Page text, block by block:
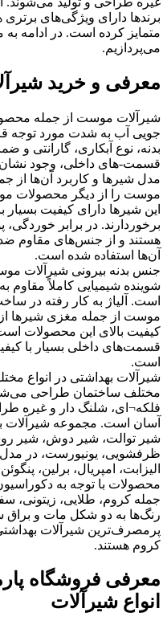
برندها دارای ویژگی‌های برتری
متمایز کرده است. در ادامه
می‌پردازیم.
معرفی و خرید
شیرآلات موست از جمله
جویی آب به شدت مورد توجه
بدنه، نوع آبکاری، گارانتی
قسمت-های داخلی، وجود نشان
مدل شیرها و کاربرد آن‌ها از
موست را از دیگر محصولات
این شیرها دارای کیفیت بسیار
برخوردارند. در برابر
هستند و از جنس‌های مقاوم
آن‌ها استفاده شده است.
جنس بدنه بیرونی شیرآلات
شوینده شیمیایی کاملاً
است. آلیاژ به کار رفته در
موست از جمله مغزی شیرها از
کیفیت بالای این محصولات
قسمت‌های داخلی بسیار با
است.
شیرآلات بهداشتی در انواع
مختلف ساختمان طراحی
فلکه¬ای، شلنگ دار و غیره
آسان است. مجموعه شیرآلات
شیر توالت، شیر دوش، شیر
ظرفشویی، یونیورست، در
الیزابت، امپریال، برلین،
محصولات با توجه به
جمله کروم، طلایی، زیتونی،
رنگ‌ها به دو شکل مات و براق
پرمصرف‌ترین شیرآلات
کروم هستند.
معرفی فروشگاه
انواع شیرآلات